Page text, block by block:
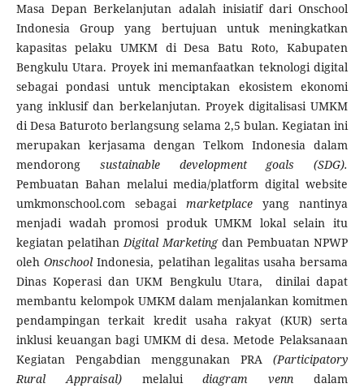
Masa Depan Berkelanjutan adalah inisiatif dari Onschool
Indonesia Group yang bertujuan untuk meningkatkan
kapasitas pelaku UMKM di Desa Batu Roto, Kabupaten
Bengkulu Utara. Proyek ini memanfaatkan teknologi digital
sebagai pondasi untuk menciptakan ekosistem ekonomi
yang inklusif dan berkelanjutan. Proyek digitalisasi UMKM
di Desa Baturoto berlangsung selama 2,5 bulan. Kegiatan ini
merupakan kerjasama dengan Telkom Indonesia dalam
mendorong sustainable development goals (SDG).
Pembuatan Bahan melalui media/platform digital website
umkmonschool.com sebagai marketplace yang nantinya
menjadi wadah promosi produk UMKM lokal selain itu
kegiatan pelatihanDigital Marketingdan Pembuatan NPWP
olehOnschool Indonesia, pelatihan legalitas usaha bersama
Dinas Koperasi dan UKM Bengkulu Utara, dinilai dapat
membantu kelompok UMKM dalam menjalankan komitmen
pendampingan terkait kredit usaha rakyat (KUR) serta
inklusi keuangan bagi UMKM di desa. Metode Pelaksanaan
Kegiatan Pengabdian menggunakan PRA(Participatory
Rural Appraisal)melaluidiagram venn dalam